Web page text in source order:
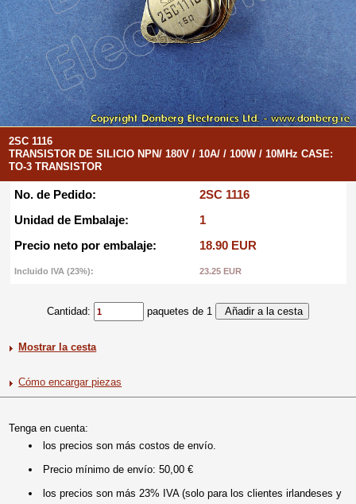
2SC 1116
TRANSISTOR DE SILICIO NPN/ 180V / 10A/ / 100W / 10MHz CASE:
TO-3 TRANSISTOR
No. de Pedido:
2SC 1116
Unidad de Embalaje:
1
Precio neto por embalaje:
18.90 EUR
Incluido IVA (23%): 23.25 EUR
Cantidad: paquetes de 1
Mostrar la cesta
Cómo encargar piezas
Tenga en cuenta:
los precios son más costos de envío.
Precio mínimo de envío: 50,00 €
los precios son más 23% IVA (solo para los clientes irlandeses y